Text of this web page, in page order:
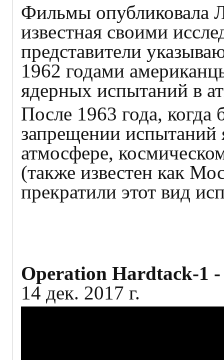
Фильмы опубликовала
известная своими
представители
1962 годами
ядерных испытаний в
После 1963 года,
запрещении испытаний
атмосфере,
(также известен как
прекратили этот вид
Operation Hardtack-1 -
14 дек. 2017 г.